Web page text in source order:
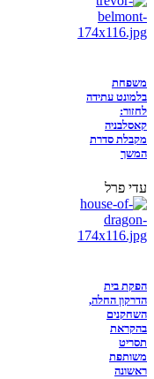
משפחת
בלמונט עתידה
לחזור:
קאסלבניה
מקבלת סדרת
המשך
עדי פרל
הפקת בית
הדרקון החלה,
השחקנים
בהקראת
תסריט
משותפת
ראשונה